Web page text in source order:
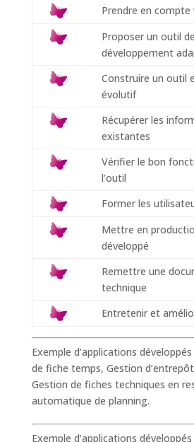
Prendre en compte
Proposer un outil de
développement
Construire un outil
évolutif
Récupérer les
existantes
Vérifier le bon
l’outil
Former les
Mettre en
développé
Remettre une
technique
Entretenir et
Exemple d’applications développés
de fiche temps, Gestion
Gestion de fiches techniques en
automatique de planning.
Exemple d’applications développés